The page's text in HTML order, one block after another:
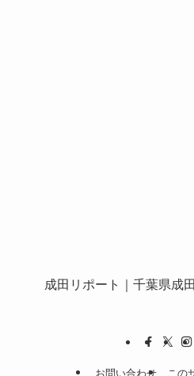
成田リポート ｜千葉県成
お問い合わせ この